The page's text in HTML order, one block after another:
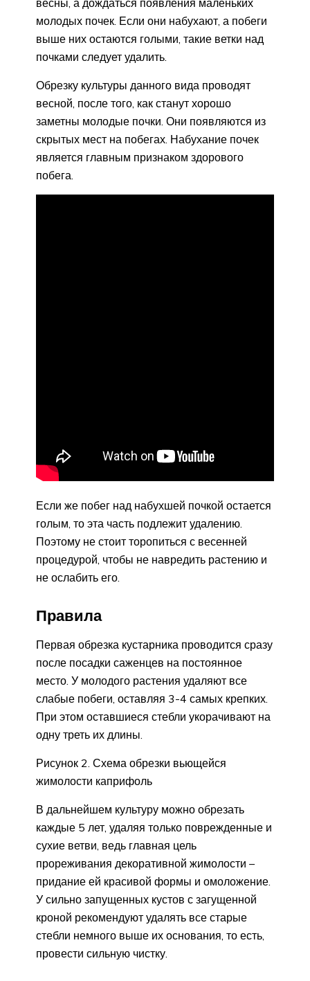
молодых почек. Если они набухают, а побеги
выше них остаются голыми, такие ветки над
почками следует удалить.
Обрезку культуры данного вида проводят
весной, после того, как станут хорошо
заметны молодые почки. Они появляются из
скрытых мест на побегах. Набухание почек
является главным признаком здорового
побега.
Если же побег над набухшей почкой остается
голым, то эта часть подлежит удалению.
Поэтому не стоит торопиться с весенней
процедурой, чтобы не навредить растению и
не ослабить его.
Правила
Первая обрезка кустарника проводится сразу
после посадки саженцев на постоянное
место. У молодого растения удаляют все
слабые побеги, оставляя 3-4 самых крепких.
При этом оставшиеся стебли укорачивают на
одну треть их длины.
Рисунок 2. Схема обрезки вьющейся
жимолости каприфоль
В дальнейшем культуру можно обрезать
каждые 5 лет, удаляя только поврежденные и
сухие ветви, ведь главная цель
прореживания декоративной жимолости –
придание ей красивой формы и омоложение.
У сильно запущенных кустов с загущенной
кроной рекомендуют удалять все старые
стебли немного выше их основания, то есть,
провести сильную чистку.